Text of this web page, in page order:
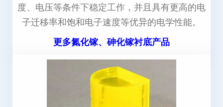
度、电压等条件下稳定工作，并且具有更高的电
子迁移率和饱和电子速度等优异的电学性能。
更多氮化镓、砷化镓衬底产品